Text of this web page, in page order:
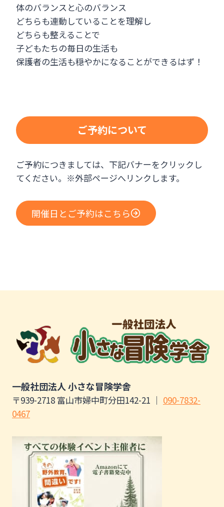
体のバランスと心のバランス
どちらも連動していることを理解し
どちらも整えることで
子どもたちの毎日の生活も
保護者の生活も穏やかになることができるはず！
ご予約について
ご予約につきましては、下記バナーをクリックし
てください。※外部ページへリンクします。
開催日とご予約はこちら
一般社団法人 小さな冒険学舎
〒939-2718 富山市婦中町分田142-21 ｜ 090-7832-
0467